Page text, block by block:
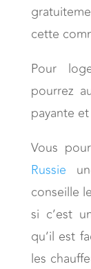
cette
Pour
pourrez
payante
Vous
Russie
conseille
si c’est
qu’il est
les